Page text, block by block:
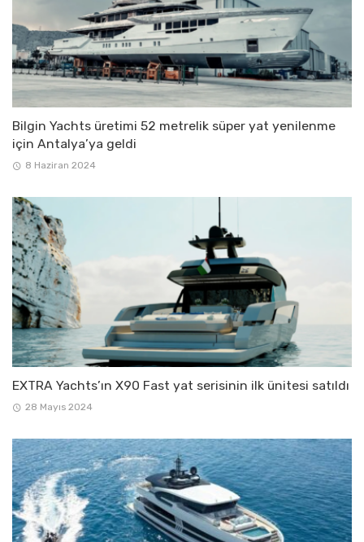
Bilgin Yachts üretimi 52 metrelik süper yat yenilenme
için Antalya’ya geldi
8 Haziran 2024
EXTRA Yachts’ın X90 Fast yat serisinin ilk ünitesi satıldı
28 Mayıs 2024